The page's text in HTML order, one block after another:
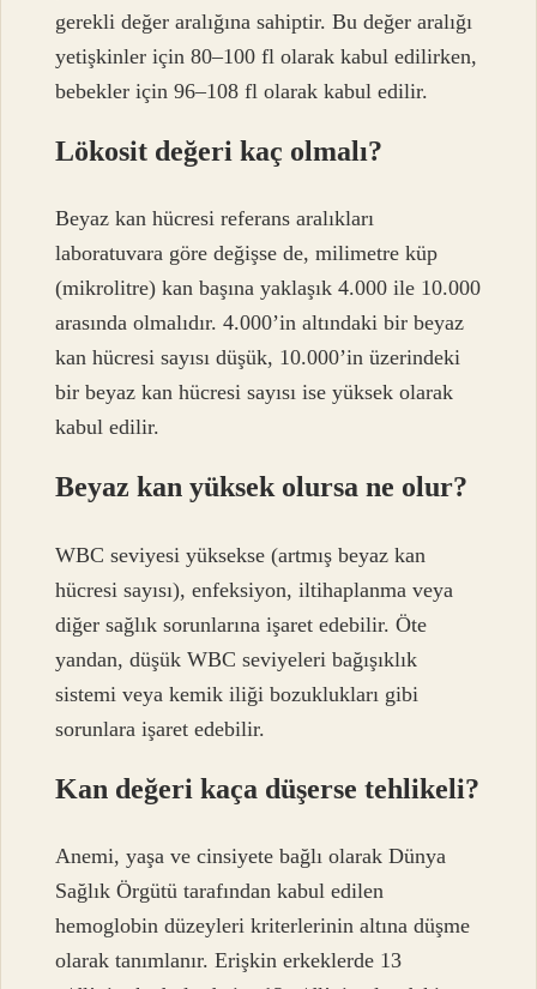
gerekli değer aralığına sahiptir. Bu değer aralığı
yetişkinler için 80–100 fl olarak kabul edilirken,
bebekler için 96–108 fl olarak kabul edilir.
Lökosit değeri kaç olmalı?
Beyaz kan hücresi referans aralıkları
laboratuvara göre değişse de, milimetre küp
(mikrolitre) kan başına yaklaşık 4.000 ile 10.000
arasında olmalıdır. 4.000’in altındaki bir beyaz
kan hücresi sayısı düşük, 10.000’in üzerindeki
bir beyaz kan hücresi sayısı ise yüksek olarak
kabul edilir.
Beyaz kan yüksek olursa ne olur?
WBC seviyesi yüksekse (artmış beyaz kan
hücresi sayısı), enfeksiyon, iltihaplanma veya
diğer sağlık sorunlarına işaret edebilir. Öte
yandan, düşük WBC seviyeleri bağışıklık
sistemi veya kemik iliği bozuklukları gibi
sorunlara işaret edebilir.
Kan değeri kaça düşerse tehlikeli?
Anemi, yaşa ve cinsiyete bağlı olarak Dünya
Sağlık Örgütü tarafından kabul edilen
hemoglobin düzeyleri kriterlerinin altına düşme
olarak tanımlanır. Erişkin erkeklerde 13